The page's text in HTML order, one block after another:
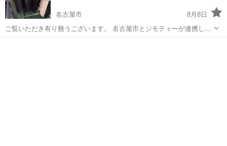
名古屋市
8月8日
ご覧いただき有り難うございます。 名古屋市とジモティーが連携して
運営しています。 粗⼤ごみ等の減量を⽬的にまだ使えるものをリユー